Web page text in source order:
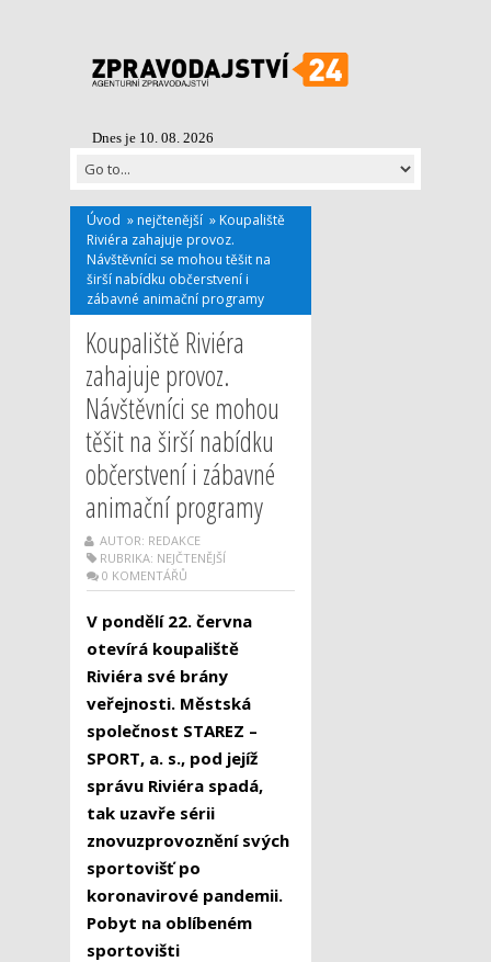
Dnes je 10. 08. 2026
Úvod » nejčtenější » Koupaliště
Riviéra zahajuje provoz.
Návštěvníci se mohou těšit na
širší nabídku občerstvení i
zábavné animační programy
Koupaliště Riviéra
zahajuje provoz.
Návštěvníci se mohou
těšit na širší nabídku
občerstvení i zábavné
animační programy
AUTOR: REDAKCE
RUBRIKA: NEJČTENĚJŠÍ
0 KOMENTÁŘŮ
V pondělí 22. června
otevírá koupaliště
Riviéra své brány
veřejnosti. Městská
společnost STAREZ –
SPORT, a. s., pod jejíž
správu Riviéra spadá,
tak uzavře sérii
znovuzprovoznění svých
sportovišť po
koronavirové pandemii.
Pobyt na oblíbeném
sportovišti